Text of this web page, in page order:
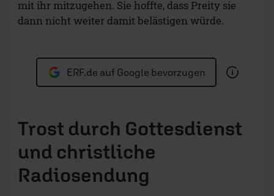
mit ihr mitzugehen. Sie hoffte, dass Preity sie
dann nicht weiter damit belästigen würde.
ERF.de auf Google bevorzugen
Trost durch Gottesdienst
und christliche
Radiosendung